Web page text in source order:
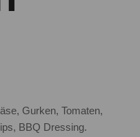
Gurken, Tomaten,
BBQ Dressing.